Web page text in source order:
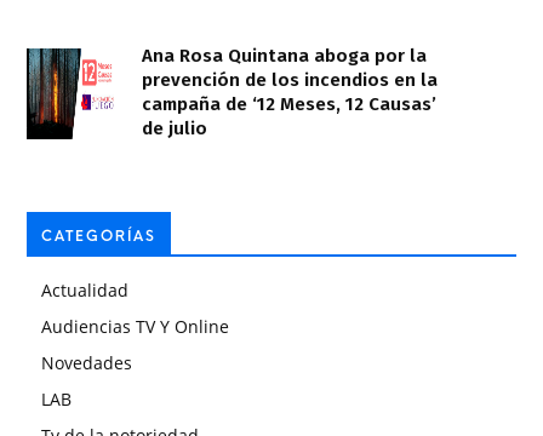
Ana Rosa Quintana aboga por la
prevención de los incendios en la
campaña de ‘12 Meses, 12 Causas’
de julio
CATEGORÍAS
Actualidad
Audiencias TV Y Online
Novedades
LAB